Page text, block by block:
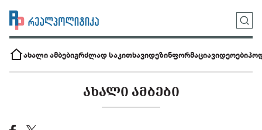
ახალი ამბებიგრძლად საკითხავიდეზინფორმაციავიდეოები
ᲐᲮᲐᲚᲘ ᲐᲛᲑᲔᲑᲘ